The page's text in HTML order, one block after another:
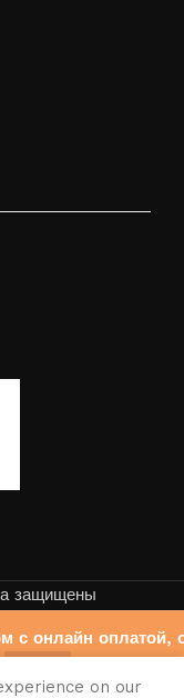
с онлайн оплатой,
защищены
on our